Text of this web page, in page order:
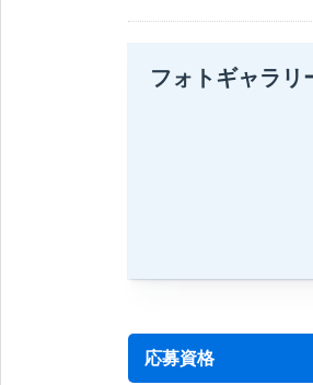
フォトギャラリ
応募資格